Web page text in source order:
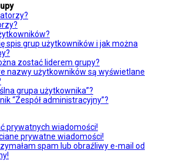
spis grup użytkowników i jak można
zostać liderem grupy?
nazwy użytkowników są wyświetlane
grupa użytkownika”?
“Zespół administracyjny”?
prywatnych wiadomości!
prywatne wiadomości!
spam lub obraźliwy e-mail od